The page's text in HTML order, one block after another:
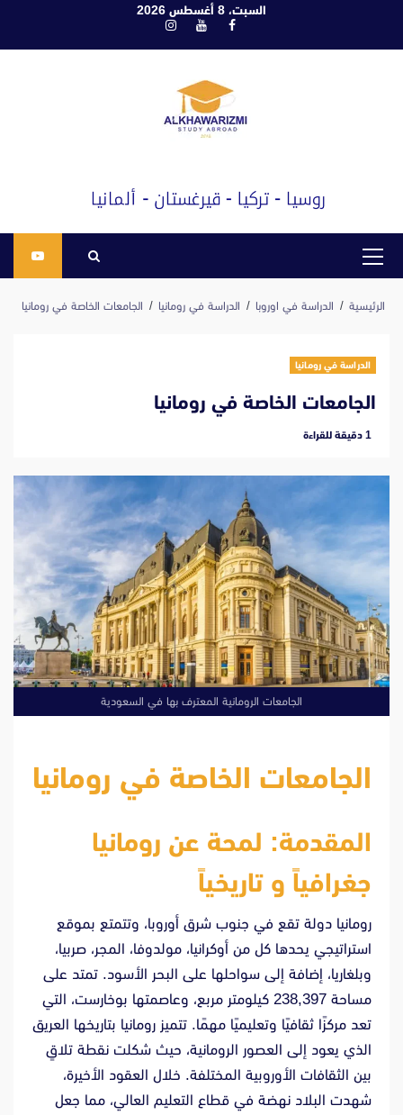
السبت، 8 أغسطس 2026
فيسبوكيوتيوبانستغرام
القائمة
الرئيسية الدراسة في اوروبا الدراسة في رومانيا الجامعات الخاصة في رومانيا
الدراسة في رومانيا
الجامعات الخاصة في رومانيا
‫1 دقيقة للقراءة
الجامعات الرومانية المعترف بها في السعودية
الجامعات الخاصة في رومانيا
المقدمة: لمحة عن رومانيا
جغرافياً و تاريخياً
رومانيا دولة تقع في جنوب شرق أوروبا، وتتمتع بموقع
استراتيجي يحدها كل من أوكرانيا، مولدوفا، المجر، صربيا،
وبلغاريا، إضافة إلى سواحلها على البحر الأسود. تمتد على
مساحة 238,397 كيلومتر مربع، وعاصمتها بوخارست، التي
تعد مركزًا ثقافيًا وتعليميًا مهمًا. تتميز رومانيا بتاريخها العريق
الذي يعود إلى العصور الرومانية، حيث شكلت نقطة تلاقٍ
بين الثقافات الأوروبية المختلفة. خلال العقود الأخيرة،
شهدت البلاد نهضة في قطاع التعليم العالي، مما جعل